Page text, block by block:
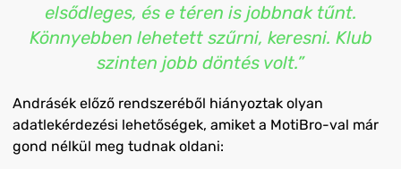
elsődleges, és e téren is jobbnak tűnt.
Könnyebben lehetett szűrni, keresni. Klub
szinten jobb döntés volt.”
Andrásék előző rendszeréből hiányoztak olyan
adatlekérdezési lehetőségek, amiket a MotiBro-val már
gond nélkül meg tudnak oldani: